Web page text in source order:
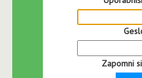
Zapomni